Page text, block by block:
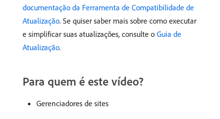
documentação da Ferramenta de Compatibilidade de
Atualização. Se quiser saber mais sobre como executar
e simplificar suas atualizações, consulte o Guia de
Atualização.
Para quem é este vídeo?
Gerenciadores de sites